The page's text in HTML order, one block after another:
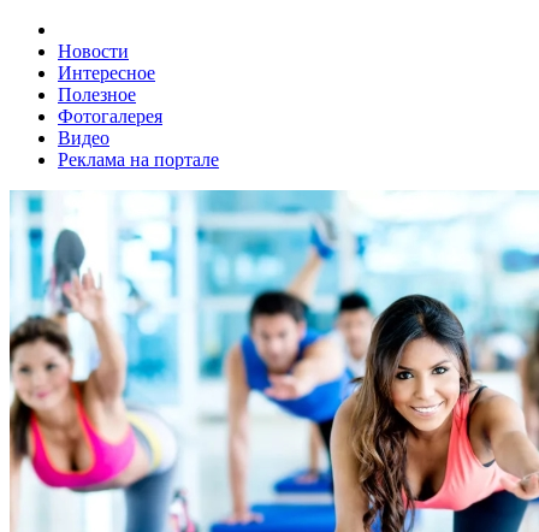
Новости
Интересное
Полезное
Фотогалерея
Видео
Реклама на портале